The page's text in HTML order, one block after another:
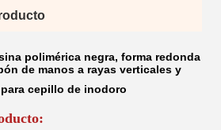
polimérica negra, forma redonda
de manos a rayas verticales y
cepillo de inodoro